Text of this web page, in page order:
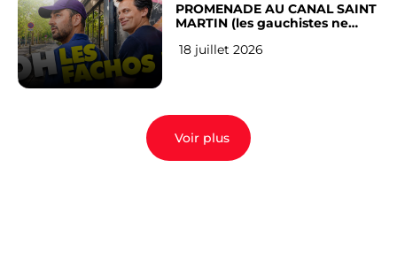
PROMENADE AU CANAL SAINT
MARTIN (les gauchistes ne
18 juillet 2026
Voir plus